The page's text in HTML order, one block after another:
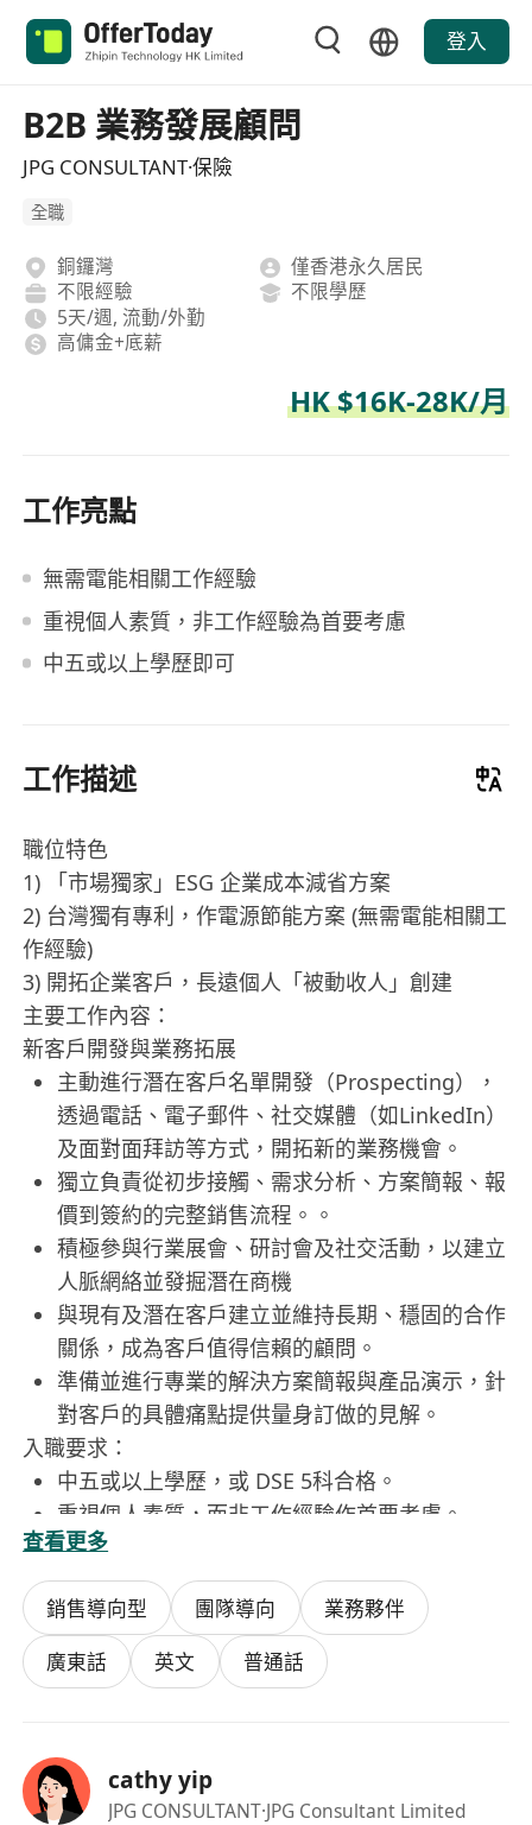
登入
B2B 業務發展顧問
JPG CONSULTANT·保險
全職
銅鑼灣
僅香港永久居民
不限經驗
不限學歷
5天/週, 流動/外勤
高傭金+底薪
HK $16K-28K/月
工作亮點
無需電能相關工作經驗
重視個人素質，非工作經驗為首要考慮
中五或以上學歷即可
工作描述
職位特色
1) 「市場獨家」ESG 企業成本減省方案
⁠2) 台灣獨有專利，作電源節能方案 (無需電能相關工
作經驗)
⁠3) 開拓企業客戶，長遠個人「被動收人」創建
主要工作內容：
新客戶開發與業務拓展
主動進行潛在客戶名單開發（Prospecting），
透過電話、電子郵件、社交媒體（如LinkedIn）
及面對面拜訪等方式，開拓新的業務機會。
獨立負責從初步接觸、需求分析、方案簡報、報
價到簽約的完整銷售流程。。
積極參與行業展會、研討會及社交活動，以建立
人脈網絡並發掘潛在商機
與現有及潛在客戶建立並維持長期、穩固的合作
關係，成為客戶值得信賴的顧問。
準備並進行專業的解決方案簡報與產品演示，針
對客戶的具體痛點提供量身訂做的見解。
入職要求：
中五或以上學歷，或 DSE 5科合格。
重視個人素質，而非工作經驗作首要考慮。
出色的溝通、簡報與談判技巧，能夠與中高層管
理人員有效溝通。
強烈的目標導向心態，具有證明達成並超越銷售
目標的記錄。
主動積極、自我驅動，能夠獨立作業，同時也具
查看更多
銷售導向型 團隊導向
業務夥伴
廣東話
英文 普通話
cathy yip
JPG CONSULTANT·JPG Consultant Limited